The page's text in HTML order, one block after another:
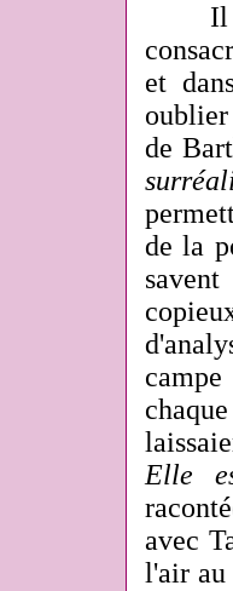
Il
et
de
de la
Elle
avec
l'air au